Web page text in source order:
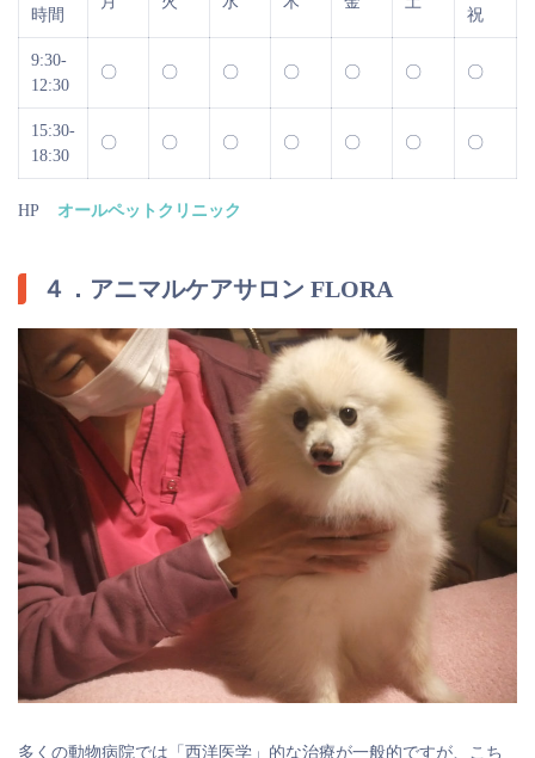
時間
祝
9:30-
12:30
〇 〇 〇 〇 〇 〇 〇
15:30-
18:30
〇 〇 〇 〇 〇 〇 〇
HP オールペットクリニック
４．アニマルケアサロン FLORA
多くの動物病院では「西洋医学」的な治療が一般的ですが、こち